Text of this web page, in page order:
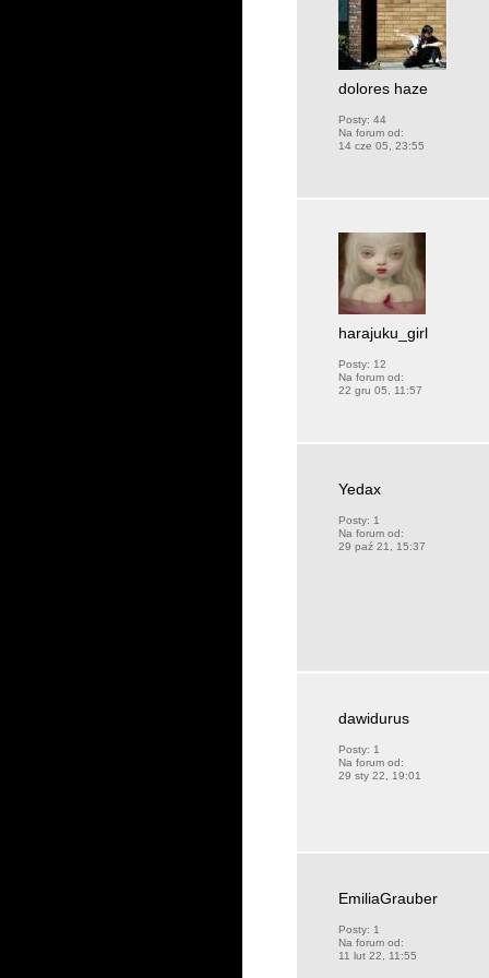
dolores haze
Posty: 44
Na forum od:
14 cze 05, 23:55
harajuku_girl
Posty: 12
Na forum od:
22 gru 05, 11:57
Yedax
Posty: 1
Na forum od:
29 paź 21, 15:37
dawidurus
Posty: 1
Na forum od:
29 sty 22, 19:01
EmiliaGrauber
Posty: 1
Na forum od:
11 lut 22, 11:55